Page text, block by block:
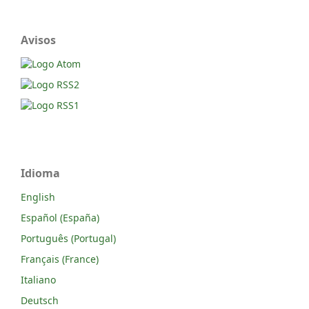
Avisos
Idioma
English
Español (España)
Português (Portugal)
Français (France)
Italiano
Deutsch